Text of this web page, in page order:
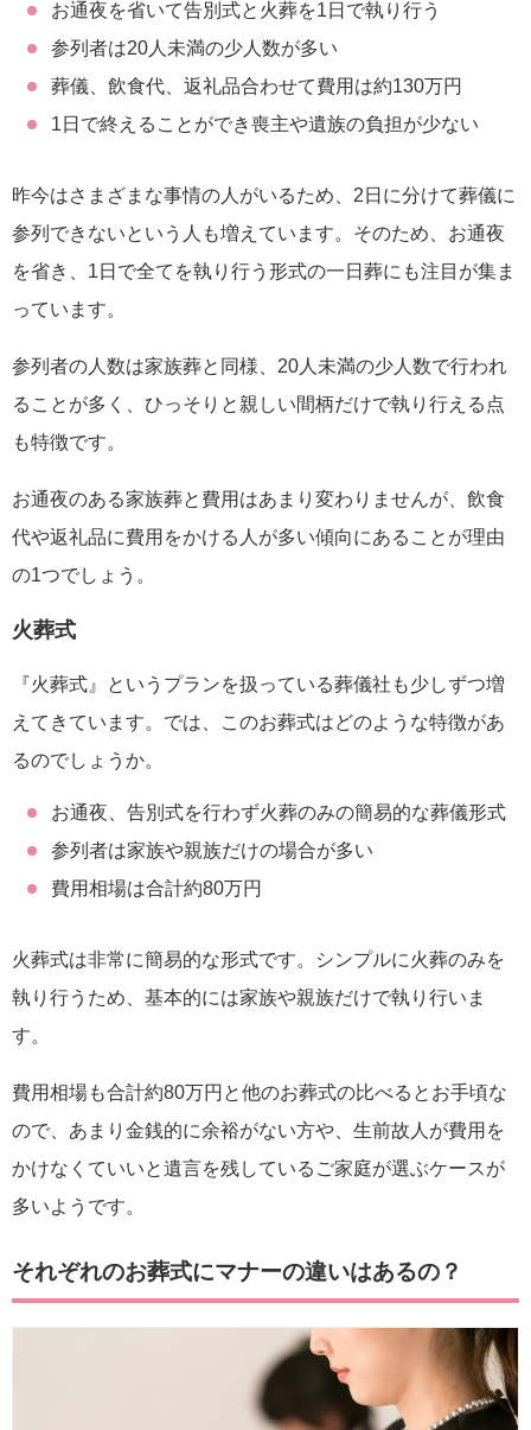
お通夜を省いて告別式と火葬を1日で執り行う
参列者は20人未満の少人数が多い
葬儀、飲食代、返礼品合わせて費用は約130万円
1日で終えることができ喪主や遺族の負担が少ない
昨今はさまざまな事情の人がいるため、2日に分けて葬儀に
参列できないという人も増えています。そのため、お通夜
を省き、1日で全てを執り行う形式の一日葬にも注目が集ま
っています。
参列者の人数は家族葬と同様、20人未満の少人数で行われ
ることが多く、ひっそりと親しい間柄だけで執り行える点
も特徴です。
お通夜のある家族葬と費用はあまり変わりませんが、飲食
代や返礼品に費用をかける人が多い傾向にあることが理由
の1つでしょう。
火葬式
『火葬式』というプランを扱っている葬儀社も少しずつ増
えてきています。では、このお葬式はどのような特徴があ
るのでしょうか。
お通夜、告別式を行わず火葬のみの簡易的な葬儀形式
参列者は家族や親族だけの場合が多い
費用相場は合計約80万円
火葬式は非常に簡易的な形式です。シンプルに火葬のみを
執り行うため、基本的には家族や親族だけで執り行いま
す。
費用相場も合計約80万円と他のお葬式の比べるとお手頃な
ので、あまり金銭的に余裕がない方や、生前故人が費用を
かけなくていいと遺言を残しているご家庭が選ぶケースが
多いようです。
それぞれのお葬式にマナーの違いはあるの？